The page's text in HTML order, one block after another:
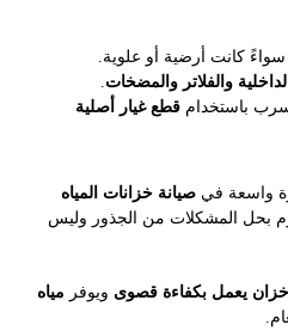
سواءً كانت أرضية أو علوية.
والفلاتر والمضخات
باستخدامقطع غيار أصلية
واسعة فيصيانة خزانات المياه
بحل المشكلات من الجذور وليس
خزان يعمل بكفاءة قصوى ويوفر مياه